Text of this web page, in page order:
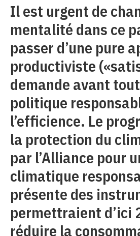
Il est urgent de
mentalité dans ce
passer d’une pure
productiviste
demande avant
politique
l’efficience. Le
la protection du
par l’Alliance pour
climatique
présente des
permettraient d’ici
réduire la